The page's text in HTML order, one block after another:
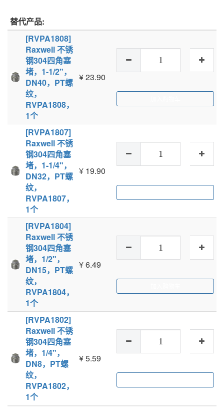
替代产品:
[RVPA1808]
Raxwell 不锈
钢304四角塞
堵，1-1/2"，
DN40，PT螺
纹，
RVPA1808，
1个
¥23.90
[RVPA1807]
Raxwell 不锈
钢304四角塞
堵，1-1/4"，
DN32，PT螺
纹，
RVPA1807，
1个
¥ 19.90
[RVPA1804]
Raxwell 不锈
钢304四角塞
堵，1/2"，
DN15，PT螺
纹，
RVPA1804，
1个
¥6.49
[RVPA1802]
Raxwell 不锈
钢304四角塞
堵，1/4"，
DN8，PT螺
纹，
RVPA1802，
1个
¥5.59